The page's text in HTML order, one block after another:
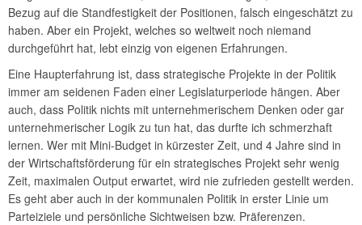
Bezug auf die Standfestigkeit der Positionen, falsch eingeschätzt zu
haben. Aber ein Projekt, welches so weltweit noch niemand
durchgeführt hat, lebt einzig von eigenen Erfahrungen.
Eine Haupterfahrung ist, dass strategische Projekte in der Politik
immer am seidenen Faden einer Legislaturperiode hängen. Aber
auch, dass Politik nichts mit unternehmerischem Denken oder gar
unternehmerischer Logik zu tun hat, das durfte ich schmerzhaft
lernen. Wer mit Mini-Budget in kürzester Zeit, und 4 Jahre sind in
der Wirtschaftsförderung für ein strategisches Projekt sehr wenig
Zeit, maximalen Output erwartet, wird nie zufrieden gestellt werden.
Es geht aber auch in der kommunalen Politik in erster Linie um
Parteiziele und persönliche Sichtweisen bzw. Präferenzen.